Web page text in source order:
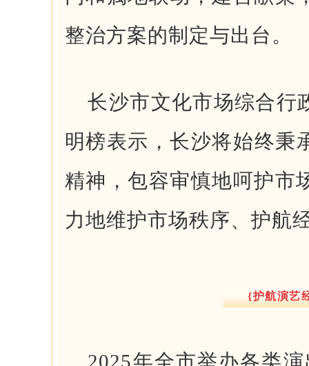
整治方案的制定与出台。
长沙市文化市场综合行
明榜表示，长沙将始终秉
精神，包容审慎地呵护市
力地维护市场秩序、护航
{护航演艺
2025年全市举办各类